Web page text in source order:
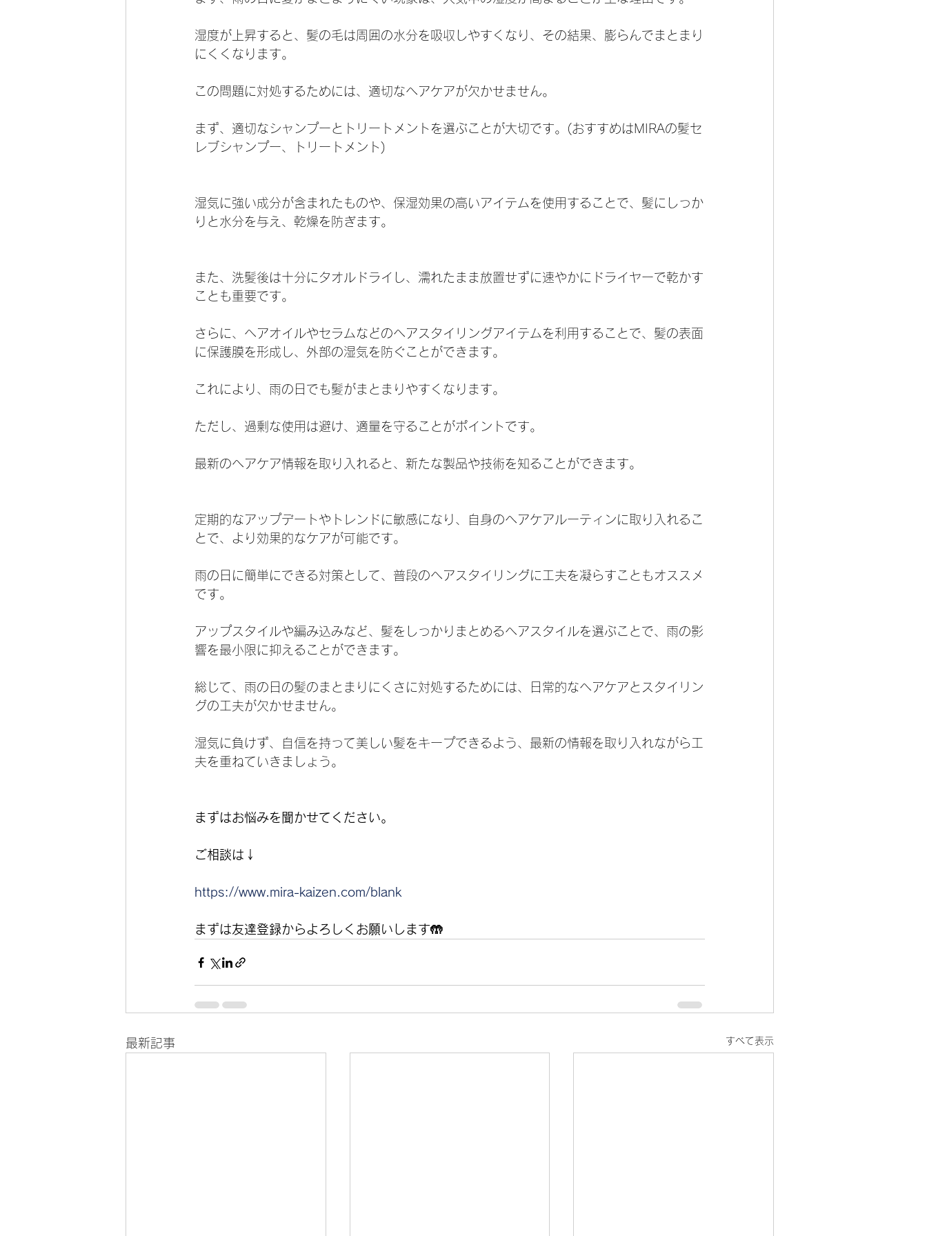
湿度が上昇すると、髪の毛は周囲の水分を吸収しやすくなり、その結果、膨らんでまとまり
にくくなります。
この問題に対処するためには、適切なヘアケアが欠かせません。
まず、適切なシャンプーとトリートメントを選ぶことが大切です。(おすすめはMIRAの髪セ
レブシャンプー、トリートメント)
湿気に強い成分が含まれたものや、保湿効果の高いアイテムを使用することで、髪にしっか
りと水分を与え、乾燥を防ぎます。
また、洗髪後は十分にタオルドライし、濡れたまま放置せずに速やかにドライヤーで乾かす
ことも重要です。
さらに、ヘアオイルやセラムなどのヘアスタイリングアイテムを利用することで、髪の表面
に保護膜を形成し、外部の湿気を防ぐことができます。
これにより、雨の日でも髪がまとまりやすくなります。
ただし、過剰な使用は避け、適量を守ることがポイントです。
最新のヘアケア情報を取り入れると、新たな製品や技術を知ることができます。
定期的なアップデートやトレンドに敏感になり、自身のヘアケアルーティンに取り入れるこ
とで、より効果的なケアが可能です。
雨の日に簡単にできる対策として、普段のヘアスタイリングに工夫を凝らすこともオススメ
です。
アップスタイルや編み込みなど、髪をしっかりまとめるヘアスタイルを選ぶことで、雨の影
響を最小限に抑えることができます。
総じて、雨の日の髪のまとまりにくさに対処するためには、日常的なヘアケアとスタイリン
グの工夫が欠かせません。
湿気に負けず、自信を持って美しい髪をキープできるよう、最新の情報を取り入れながら工
夫を重ねていきましょう。
まずはお悩みを聞かせてください。
ご相談は↓
https://www.mira-kaizen.com/blank
まずは友達登録からよろしくお願いします🤲
最新記事 すべて表示